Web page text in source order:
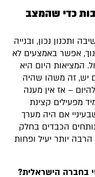
כדי שהמצב
ותכנון נכון, ובנייה
אפשר באמצעים לא
המציאות היום היא
יש, זה משהו שהיה
להיום – אז אין מענה
מפעילים קצינת
אם היה מערך
הכבדים בחלק
יותר יעיל ופחות
בחברה הישראלית?